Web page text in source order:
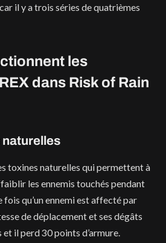
il y a trois séries de quatrièmes
les
dans Risk of Rain
naturelles
toxines naturelles qui permettent à
les ennemis touchés pendant
fois qu’un ennemi est affecté par
de déplacement et ses dégâts
il perd 30 points d’armure.